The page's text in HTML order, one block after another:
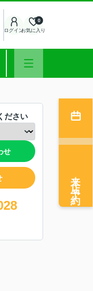
ログインお気に入り
0
ださい
せ
来店予約